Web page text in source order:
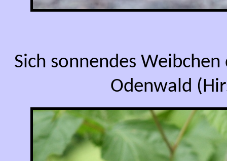
Sich sonnendes
Odenwald